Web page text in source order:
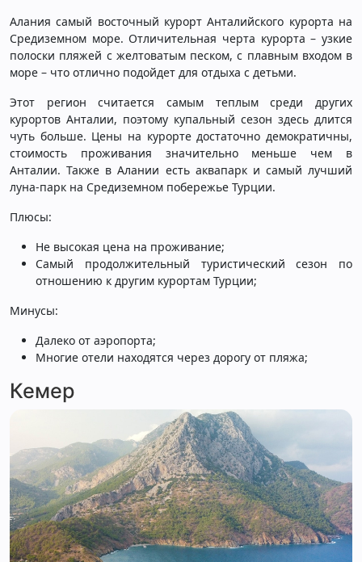
Алания самый восточный курорт Анталийского курорта на
Средиземном море. Отличительная черта курорта – узкие
полоски пляжей с желтоватым песком, с плавным входом в
море – что отлично подойдет для отдыха с детьми.
Этот регион считается самым теплым среди других
курортов Анталии, поэтому купальный сезон здесь длится
чуть больше. Цены на курорте достаточно демократичны,
стоимость проживания значительно меньше чем в
Анталии. Также в Алании есть аквапарк и самый лучший
луна-парк на Средиземном побережье Турции.
Плюсы:
Не высокая цена на проживание;
Самый продолжительный туристический сезон по
отношению к другим курортам Турции;
Минусы:
Далеко от аэропорта;
Многие отели находятся через дорогу от пляжа;
Кемер